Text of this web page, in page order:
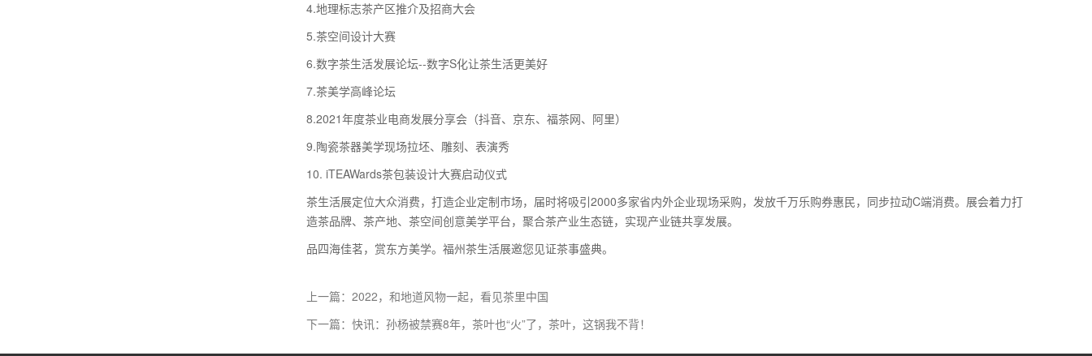
4.地理标志茶产区推介及招商大会
5.茶空间设计大赛
6.数字茶生活发展论坛--数字S化让茶生活更美好
7.茶美学高峰论坛
8.2021年度茶业电商发展分享会（抖音、京东、福茶网、阿里）
9.陶瓷茶器美学现场拉坯、雕刻、表演秀
10. iTEAWards茶包装设计大赛启动仪式
茶生活展定位大众消费，打造企业定制市场，届时将吸引2000多家省内外企业现场采购，发放千万乐购券惠民，同步拉动C端消费。展会着力打
造茶品牌、茶产地、茶空间创意美学平台，聚合茶产业生态链，实现产业链共享发展。
品四海佳茗，赏东方美学。福州茶生活展邀您见证茶事盛典。
上一篇：2022，和地道风物一起，看见茶里中国
下一篇：快讯：孙杨被禁赛8年，茶叶也“火”了，茶叶，这锅我不背！